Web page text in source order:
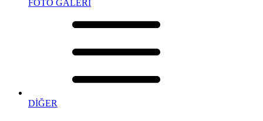
FOTO GALERİ
DİĞER